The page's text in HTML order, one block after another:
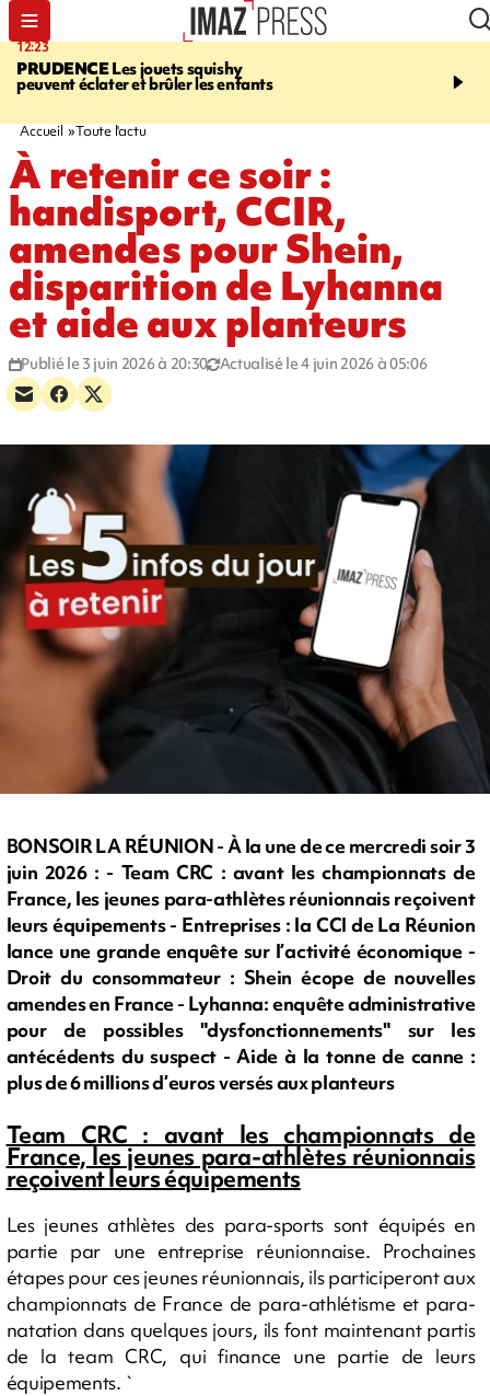
12:23
PRUDENCELes jouets squishy
peuvent éclater et brûler les enfants
15:54
inquiétante - un appel
Accueil Toute l'actu
À retenir ce soir :
handisport, CCIR,
amendes pour Shein,
disparition de Lyhanna
et aide aux planteurs
Publié le 3 juin 2026 à 20:30 Actualisé le 4 juin 2026 à 05:06
BONSOIR LA RÉUNION - À la une de ce mercredi soir 3
juin 2026 : - Team CRC : avant les championnats de
France, les jeunes para-athlètes réunionnais reçoivent
leurs équipements - Entreprises : la CCI de La Réunion
lance une grande enquête sur l’activité économique -
Droit du consommateur : Shein écope de nouvelles
amendes en France - Lyhanna: enquête administrative
pour de possibles "dysfonctionnements" sur les
antécédents du suspect - Aide à la tonne de canne :
plus de 6 millions d’euros versés aux planteurs
Team CRC : avant les championnats de
France, les jeunes para-athlètes réunionnais
reçoivent leurs équipements
Les jeunes athlètes des para-sports sont équipés en
partie par une entreprise réunionnaise. Prochaines
étapes pour ces jeunes réunionnais, ils participeront aux
championnats de France de para-athlétisme et para-
natation dans quelques jours, ils font maintenant partis
de la team CRC, qui finance une partie de leurs
équipements. `